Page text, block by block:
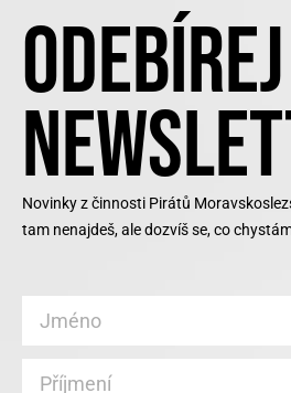
Novinky z činnosti Pirátů
tam nenajdeš, ale dozvíš se, co